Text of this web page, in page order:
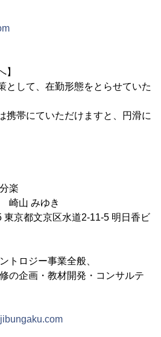
】
として、在勤形態をとらせていた
携帯にていただけますと、円滑に
楽
崎山 みゆき
京都文京区水道2-11-5 明日香ビ
トロジー事業全般、
・教材開発・コンサルテ